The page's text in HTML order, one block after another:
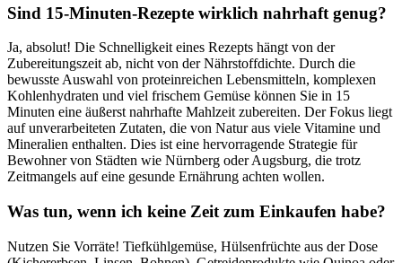
Sind 15-Minuten-Rezepte wirklich nahrhaft genug?
Ja, absolut! Die Schnelligkeit eines Rezepts hängt von der
Zubereitungszeit ab, nicht von der Nährstoffdichte. Durch die
bewusste Auswahl von proteinreichen Lebensmitteln, komplexen
Kohlenhydraten und viel frischem Gemüse können Sie in 15
Minuten eine äußerst nahrhafte Mahlzeit zubereiten. Der Fokus liegt
auf unverarbeiteten Zutaten, die von Natur aus viele Vitamine und
Mineralien enthalten. Dies ist eine hervorragende Strategie für
Bewohner von Städten wie Nürnberg oder Augsburg, die trotz
Zeitmangels auf eine gesunde Ernährung achten wollen.
Was tun, wenn ich keine Zeit zum Einkaufen habe?
Nutzen Sie Vorräte! Tiefkühlgemüse, Hülsenfrüchte aus der Dose